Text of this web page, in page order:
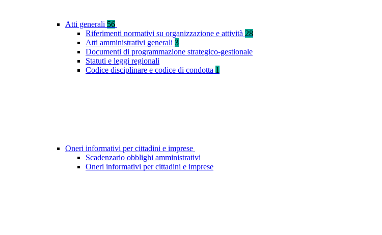
Atti generali 56
Riferimenti normativi su organizzazione e attività 28
Atti amministrativi generali 3
Documenti di programmazione strategico-gestionale
Statuti e leggi regionali
Codice disciplinare e codice di condotta 1
Oneri informativi per cittadini e imprese
Scadenzario obblighi amministrativi
Oneri informativi per cittadini e imprese